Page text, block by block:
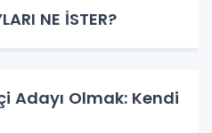
NE İSTER?
Adayı Olmak: Kendi